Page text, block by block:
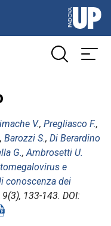
V., Pregliasco F.,
, Barozzi S., Di Berardino
G.,Ambrosetti U.
e
conoscenza dei
9(3), 133-143. DOI: